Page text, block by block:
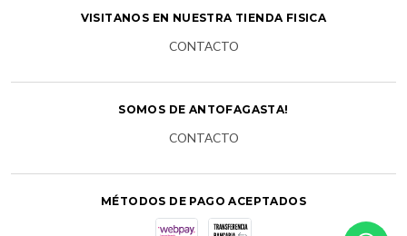
VISITANOS EN NUESTRA TIENDA FISICA
CONTACTO
SOMOS DE ANTOFAGASTA!
CONTACTO
MÉTODOS DE PAGO ACEPTADOS